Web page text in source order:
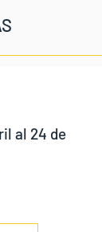
al 24 de